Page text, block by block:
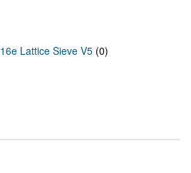
16e Lattice Sieve V5 (0)